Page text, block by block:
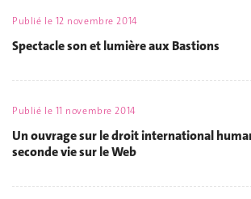
Publié le 12 novembre 2014
Spectacle son et lumière aux Bastions
Publié le 11 novembre 2014
Un ouvrage sur le droit international
seconde vie sur le Web